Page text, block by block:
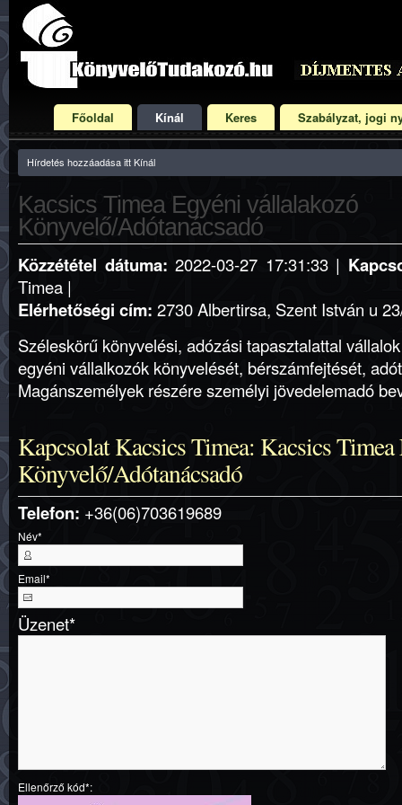
Főoldal Kínál Keres Szabályzat, jogi
Hírdetés hozzáadása itt Kínál
Kacsics Timea Egyéni vállalakozó
Könyvelő/Adótanácsadó
Közzététel dátuma: 2022-03-27 17:31:33 |
Timea |
Elérhetőségi cím: 2730 Albertirsa, Szent István u
Széleskörű könyvelési, adózási tapasztalattal
egyéni vállalkozók könyvelését, bérszámfejtését,
Magánszemélyek részére személyi jövedelemadó
Kapcsolat Kacsics Timea: Kacsics
Könyvelő/Adótanácsadó
Telefon: +36(06)703619689
Név*
Email*
Üzenet*
Ellenőrző kód*: